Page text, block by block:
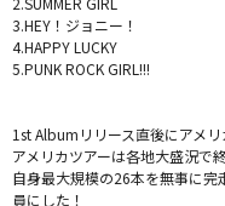
3.HEY！ジョニー！
4.HAPPY LUCKY
5.PUNK ROCK GIRL!!!
1st Albumリリース直後にアメリ
アメリカツアーは各地大盛況で
自身最大規模の26本を無事に
員にした！